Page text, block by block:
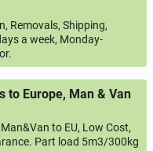
Removals, Shipping,
a week, Monday-
to Europe, Man & Van
to EU, Low Cost,
Part load 5m3/300kg